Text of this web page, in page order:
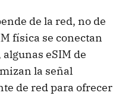
de la red, no de
física se conectan
eSIM de
la señal
de red para ofrecer